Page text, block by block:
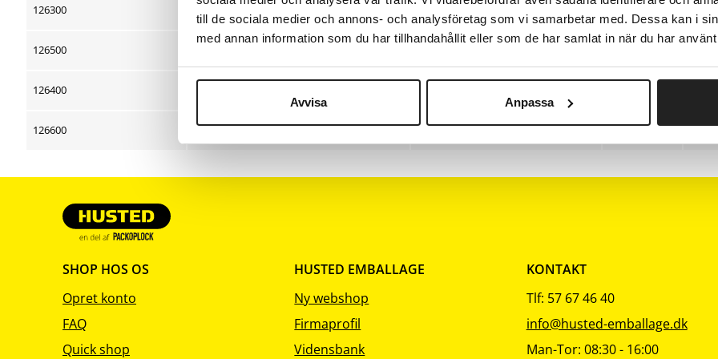
till de sociala medier och annons- och analysföretag som vi samarbetar med. Dessa kan i
med annan information som du har tillhandahållit eller som de har samlat in när du har
Avvisa Anpassa
126300
126500
126400
126600 5 Uparfumeret 1
SHOP HOS OS
Opret konto
FAQ
Quick shop
HUSTED EMBALLAGE
Ny webshop
Firmaprofil
Vidensbank
KONTAKT
Tlf: 57 67 46 40
info@husted-emballage.dk
Man-Tor: 08:30 - 16:00